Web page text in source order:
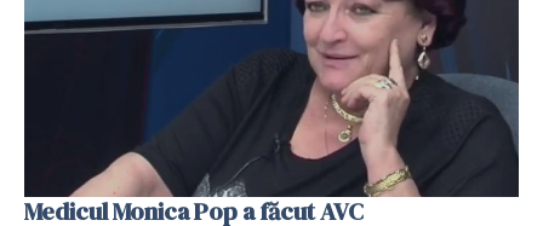
Medicul Monica Pop a făcut AVC